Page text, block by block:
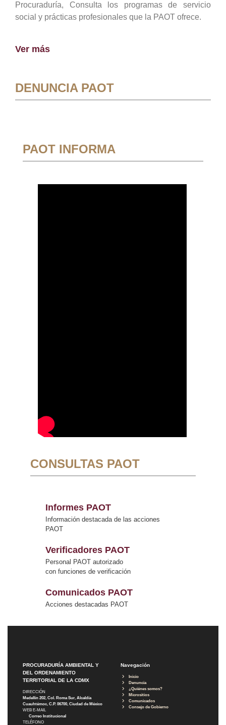
Procuraduría, Consulta los programas de servicio
social y prácticas profesionales que la PAOT ofrece.
Ver más
DENUNCIA PAOT
PAOT INFORMA
CONSULTAS PAOT
Informes PAOT
Información destacada de las acciones
PAOT
Verificadores PAOT
Personal PAOT autorizado
con funciones de verificación
Comunicados PAOT
Acciones destacadas PAOT
PROCURADURÍA AMBIENTAL Y
DEL ORDENAMIENTO
TERRITORIAL DE LA CDMX
DIRECCIÓN
Medellín 202, Col. Roma Sur, Alcaldía
Cuauhtémoc, C.P. 06700, Ciudad de México
WEB E-MAIL
Correo Institucional
TELÉFONO
Navegación
Inicio
Denuncia
¿Quiénes somos?
Micrositios
Comunicados
Consejo de Gobierno